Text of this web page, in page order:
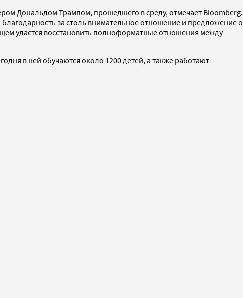
Дональдом Трампом, прошедшего в среду, отмечает Bloomberg.
за столь внимательное отношение и предложение о
удастся восстановить полноформатные отношения между
в ней обучаются около 1200 детей, а также работают